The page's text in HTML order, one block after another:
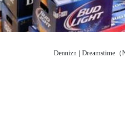
Dennizn | Dreamstime（